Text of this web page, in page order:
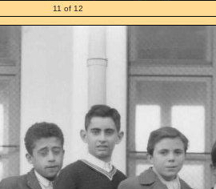
11 of 12